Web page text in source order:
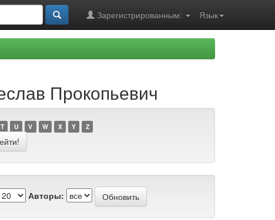
Язык
Зарегистрированным:
Прокопьевич
T U V W X Y Z
Авторы: